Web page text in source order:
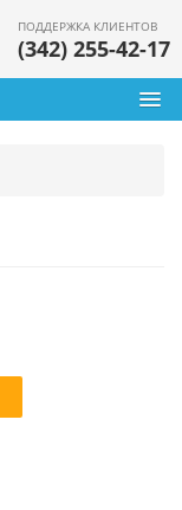
ПОДДЕРЖКА КЛИЕНТОВ
(342) 255-42-17